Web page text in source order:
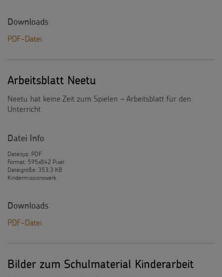
Downloads
PDF-Datei
Arbeitsblatt Neetu
Neetu hat keine Zeit zum Spielen – Arbeitsblatt für den
Unterricht
Datei Info
Dateityp: PDF
Format: 595x842 Pixel
Dateigröße: 353,3 KB
Kindermissionswerk
Downloads
PDF-Datei
Bilder zum Schulmaterial Kinderarbeit